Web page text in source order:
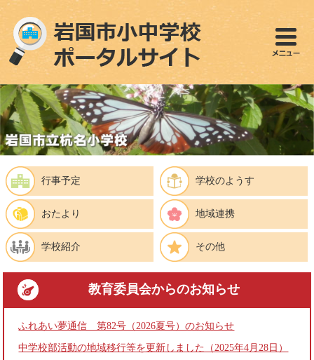
ペ
で
す
。
メ
ば
し
て
本
文
へ
行事予定
学校のようす
おたより 地域連携
学校紹介 その他
教育委員会からのお知らせ
ふれあい夢通信 第82号（2026夏号）のお知らせ
中学校部活動の地域移行等を更新しました（2025年4月28日）